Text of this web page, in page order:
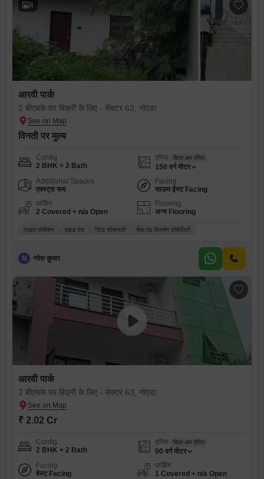
4
आरवी पार्क
2 बीएचके घर बिक्री के लिए - सेक्टर 63, नोएडा
विनती पर मुल्य
Config
2 BHK + 2 Bath
एरिया बिल्ट-अप एरिया
150 वर्ग मीटर
Additional Spaces
एक्स्ट्रा रूम
Facing
साउथ ईस्ट Facing
पार्किंग
2 Covered + n/a Open
Flooring
अन्य Flooring
प्राइम लोकेशन वाइड रोड गेटेड सोसायटी सेफ़ एंड सिक्योर लोकैलिटी
N नरेश कुमार
आरवी पार्क
2 बीएचके घर बिक्री के लिए - सेक्टर 63, नोएडा
₹ 2.02 Cr
Config
2 BHK + 2 Bath
एरिया बिल्ट-अप एरिया
90 वर्ग मीटर
Facing
वेस्ट Facing
पार्किंग
1 Covered + n/a Open